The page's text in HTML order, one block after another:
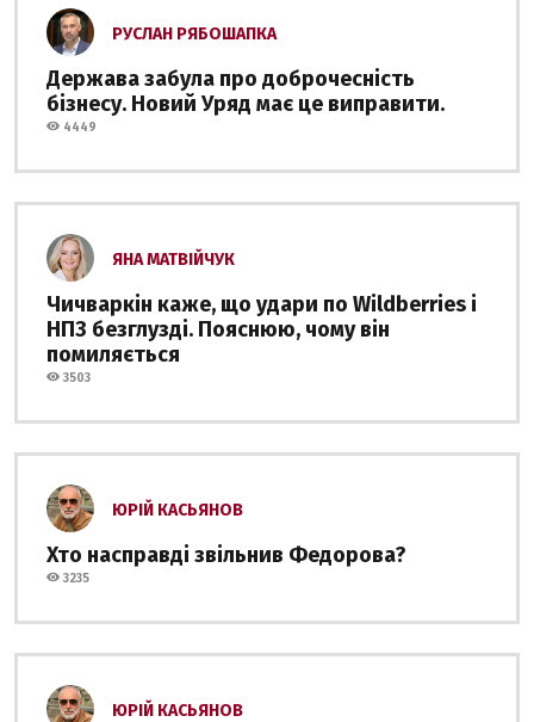
РУСЛАН РЯБОШАПКА
Держава забула про доброчесність
бізнесу. Новий Уряд має це виправити.
4449
ЯНА МАТВІЙЧУК
Чичваркін каже, що удари по Wildberries і
НПЗ безглузді. Пояснюю, чому він
помиляється
3503
ЮРІЙ КАСЬЯНОВ
Хто насправді звільнив Федорова?
3235
ЮРІЙ КАСЬЯНОВ